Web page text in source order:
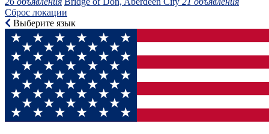
Сброс локации
Выберите язык